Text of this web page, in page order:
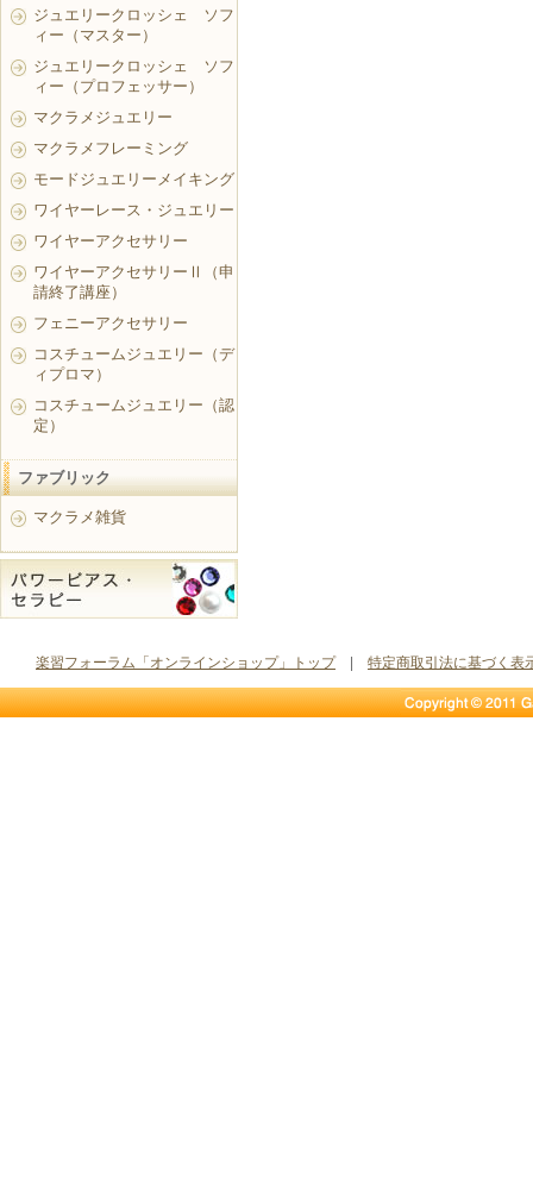
ジュエリークロッシェ ソフ
ィー（マスター）
ジュエリークロッシェ ソフ
ィー（プロフェッサー）
マクラメジュエリー
マクラメフレーミング
モードジュエリーメイキング
ワイヤーレース・ジュエリー
ワイヤーアクセサリー
ワイヤーアクセサリーⅡ（申
請終了講座）
フェニーアクセサリー
コスチュームジュエリー（デ
ィプロマ）
コスチュームジュエリー（認
定）
ファブリック
マクラメ雑貨
楽習フォーラム「オンラインショップ」トップ| 特定商取引法に基づく表